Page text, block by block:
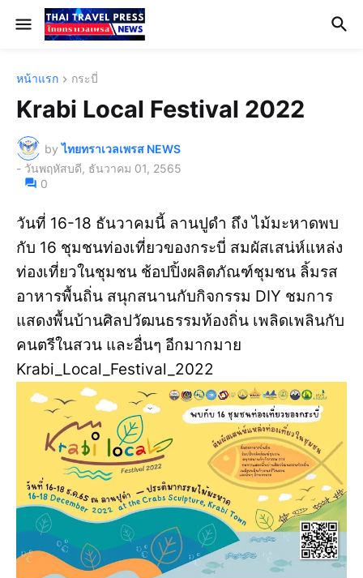
หน้าแรก กระบี่
Krabi Local Festival 2022
by ไทยทราเวลเพรส NEWS
- วันพฤหัสบดี, ธันวาคม 01, 2565
0
วันที่ 16-18 ธันวาคมนี้ ลานปูดำ ถึง ไม้มะหาดพบ
กับ 16 ชุมชนท่องเที่ยวของกระบี่ สมผัสเสน่ห์แหล่ง
ท่องเที่ยวในชุมชน ช้อปปิ้งผลิตภัณฑ์ชุมชน ลิ้มรส
อาหารพื้นถิ่น สนุกสนานกับกิจกรรม DIY ชมการ
แสดงพื้นบ้านศิลปวัฒนธรรมท้องถิ่น เพลิดเพลินกับ
คนตรีในสวน และอื่นๆ อีกมากมาย
Krabi_Local_Festival_2022